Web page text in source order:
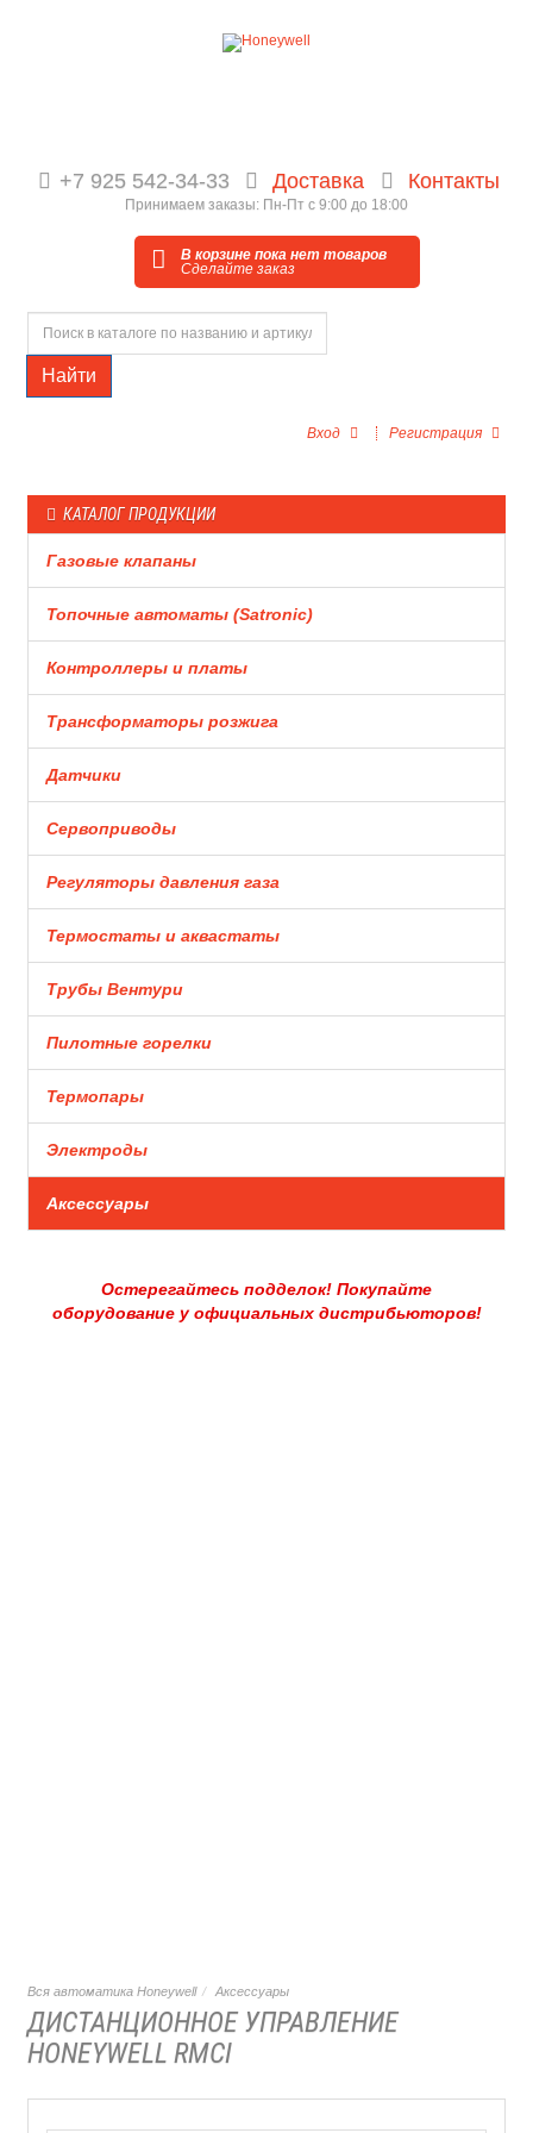
+7 925 542-34-33 Доставка Контакты
Принимаем заказы: Пн-Пт с 9:00 до 18:00
В корзине пока нет товаров
Сделайте заказ
Найти
Вход Регистрация
КАТАЛОГ ПРОДУКЦИИ
Газовые клапаны
Топочные автоматы (Satronic)
Контроллеры и платы
Трансформаторы розжига
Датчики
Сервоприводы
Регуляторы давления газа
Термостаты и аквастаты
Трубы Вентури
Пилотные горелки
Термопары
Электроды
Аксессуары
Остерегайтесь подделок! Покупайте
оборудование у официальных дистрибьюторов!
Вся автоматика Honeywell Аксессуары
ДИСТАНЦИОННОЕ УПРАВЛЕНИЕ
HONEYWELL RMCI